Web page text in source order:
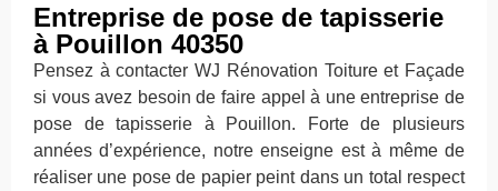
Entreprise de pose de tapisserie
à Pouillon 40350
Pensez à contacter WJ Rénovation Toiture et Façade
si vous avez besoin de faire appel à une entreprise de
pose de tapisserie à Pouillon. Forte de plusieurs
années d’expérience, notre enseigne est à même de
réaliser une pose de papier peint dans un total respect